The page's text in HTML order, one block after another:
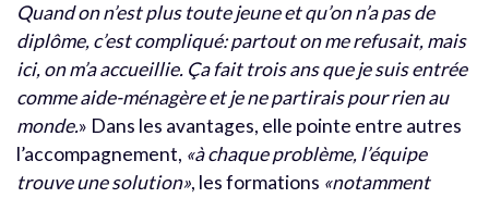
Quand on n’est plus toute jeune et qu’on n’a pas de
diplôme, c’est compliqué: partout on me refusait, mais
ici, on m’a accueillie. Ça fait trois ans que je suis entrée
comme aide-ménagère et je ne partirais pour rien au
monde.» Dans les avantages, elle pointe entre autres
l’accompagnement, «à chaque problème, l’équipe
trouve une solution», les formations «notamment